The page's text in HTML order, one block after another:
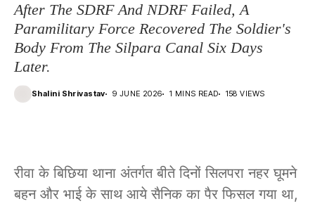
After The SDRF And NDRF Failed, A
Paramilitary Force Recovered The Soldier's
Body From The Silpara Canal Six Days
Later.
Shalini Shrivastav 9 JUNE 2026 1 MINS READ 158 VIEWS
रीवा के बिछिया थाना अंतर्गत बीते दिनों सिलपरा नहर घूमने
बहन और भाई के साथ आये सैनिक का पैर फिसल गया था,